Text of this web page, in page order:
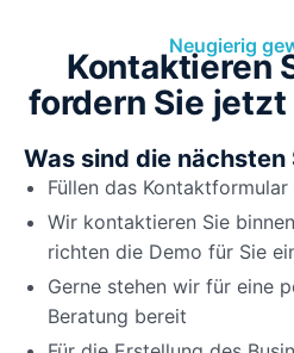
Neugierig
Kontaktieren
fordern Sie jetzt
Was sind die
Füllen das
Wir kontaktieren Sie
richten die Demo für Sie
Gerne stehen wir für eine
Beratung bereit